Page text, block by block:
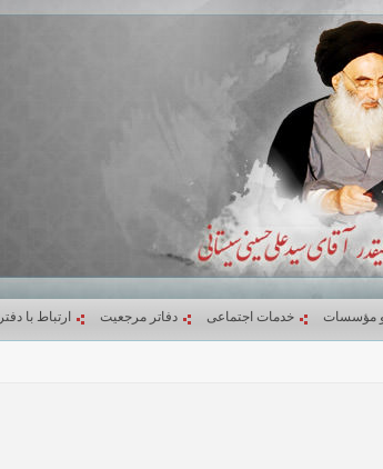
مؤسسات خدمات اجتماعی دفاتر مرجعیت ارتباط با دفتر